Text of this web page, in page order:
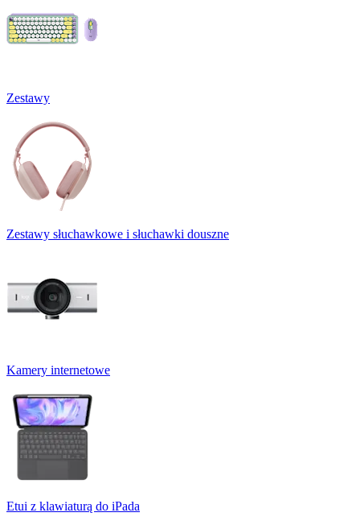
Zestawy
Zestawy słuchawkowe i słuchawki douszne
Kamery internetowe
Etui z klawiaturą do iPada